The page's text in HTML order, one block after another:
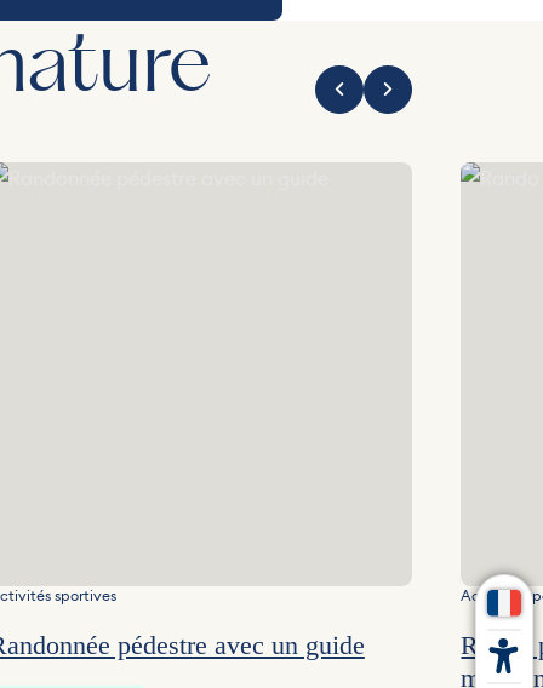
pédestre avec un guide
sportives
pédestre avec un guide
Rando
Activités
Rando